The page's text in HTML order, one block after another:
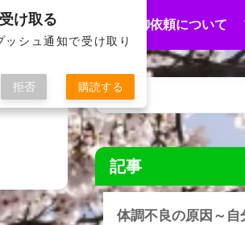
お問い合わせ 御依頼について
記事
体調不良の原因～
け取る
シュ通知で受け取り
拒否 購読する